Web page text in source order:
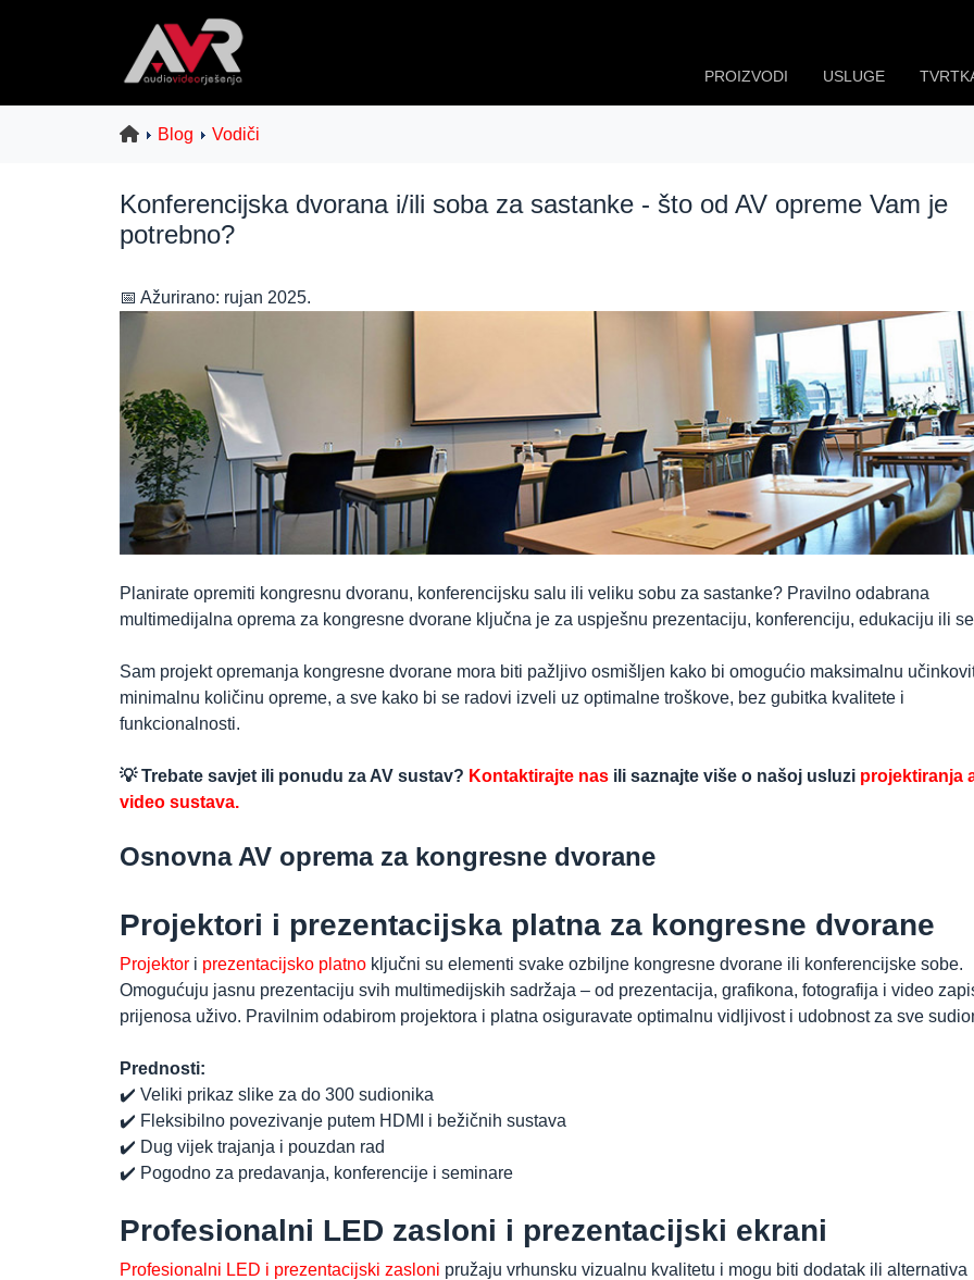
PROIZVODI USLUGE
Blog Vodiči
Konferencijska dvorana i/ili soba za sastanke - što od AV opreme Vam je
potrebno?
📅 Ažurirano: rujan 2025.
Planirate opremiti kongresnu dvoranu, konferencijsku salu ili veliku sobu za sastanke? Pravilno odabrana
multimedijalna oprema za kongresne dvorane ključna je za uspješnu prezentaciju, konferenciju, edukaciju ili
Sam projekt opremanja kongresne dvorane mora biti pažljivo osmišljen kako bi omogućio maksimalnu
minimalnu količinu opreme, a sve kako bi se radovi izveli uz optimalne troškove, bez gubitka kvalitete i
funkcionalnosti.
💡 Trebate savjet ili ponudu za AV sustav? Kontaktirajte nas ili saznajte više o našoj usluzi projektiranja
video sustava.
Osnovna AV oprema za kongresne dvorane
Projektori i prezentacijska platna za kongresne dvorane
Projektor i prezentacijsko platno ključni su elementi svake ozbiljne kongresne dvorane ili konferencijske sobe.
Omogućuju jasnu prezentaciju svih multimedijskih sadržaja – od prezentacija, grafikona, fotografija i video
prijenosa uživo. Pravilnim odabirom projektora i platna osiguravate optimalnu vidljivost i udobnost za sve
Prednosti:
✔️ Veliki prikaz slike za do 300 sudionika
✔️ Fleksibilno povezivanje putem HDMI i bežičnih sustava
✔️ Dug vijek trajanja i pouzdan rad
✔️ Pogodno za predavanja, konferencije i seminare
Profesionalni LED zasloni i prezentacijski ekrani
Profesionalni LED i prezentacijski zasloni pružaju vrhunsku vizualnu kvalitetu i mogu biti dodatak ili alternativa